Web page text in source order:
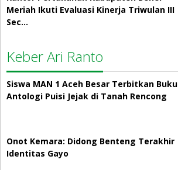
Meriah Ikuti Evaluasi Kinerja Triwulan III
Sec…
Keber Ari Ranto
Siswa MAN 1 Aceh Besar Terbitkan Buku
Antologi Puisi Jejak di Tanah Rencong
Onot Kemara: Didong Benteng Terakhir
Identitas Gayo